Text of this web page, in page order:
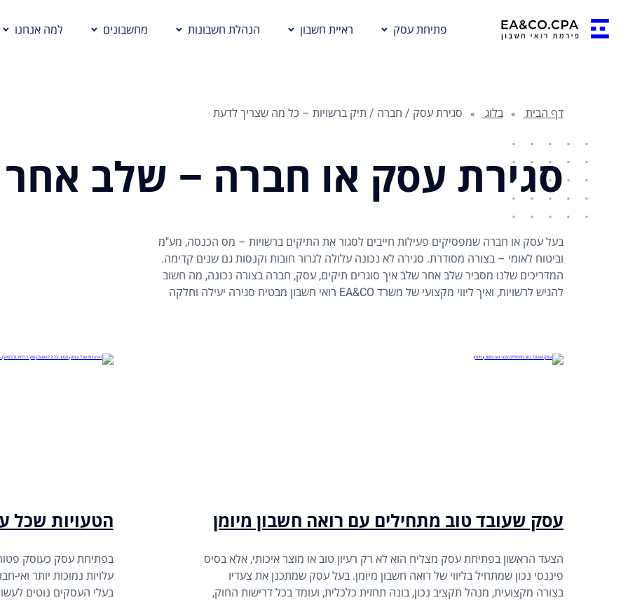
פתיחת עסק ראיית חשבון הנהלת חשבונות מחשבונים למה אנחנו
דף הבית בלוג סגירת עסק / חברה / תיק ברשויות – כל מה שצריך לדעת
סגירת עסק או חברה – שלב
בעל עסק או חברה שמפסיקים פעילות חייבים לסגור את התיקים ברשויות – מס הכנסה, מע"מ
וביטוח לאומי – בצורה מסודרת. סגירה לא נכונה עלולה לגרור חובות וקנסות גם שנים קדימה.
המדריכים שלנו מסביר שלב אחר שלב איך סוגרים תיקים, עסק, חברה בצורה נכונה, מה חשוב
להגיש לרשויות, ואיך ליווי מקצועי של משרד EA&CO רואי חשבון מבטיח סגירה יעילה וחלקה
עסק שעובד טוב מתחילים עם רואה חשבון מיומן
הצעד הראשון בפתיחת עסק מצליח הוא לא רק רעיון טוב או מוצר איכותי, אלא בסיס
פיננסי נכון שמתחיל בליווי של רואה חשבון מיומן. בעל עסק שמתכנן את צעדיו
בצורה מקצועית, מנהל תקציב נכון, בונה תחזית כלכלית, ועומד בכל דרישות החוק,
בפתיחת עסק כעוסק פטור
עלויות נמוכות יותר
בעלי העסקים נוטים